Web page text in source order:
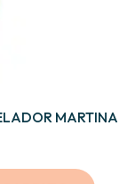
MARTINA